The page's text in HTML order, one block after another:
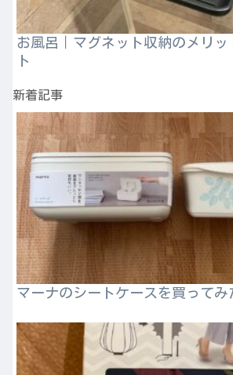
お風呂｜マグネット収納のメリッ
ト
新着記事
マーナのシートケースを買ってみ